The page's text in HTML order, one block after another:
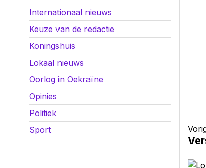
Internationaal nieuws
Keuze van de redactie
Koningshuis
Lokaal nieuws
Oorlog in Oekraïne
Opinies
Politiek
Sport